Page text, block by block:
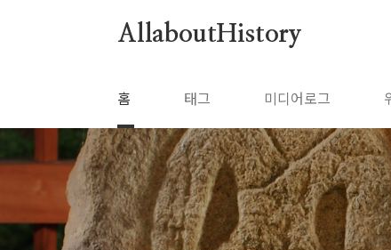
AllaboutHistory
홈 태그 미디어로그